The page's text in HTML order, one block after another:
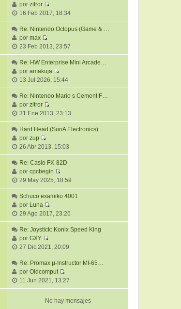
s
j
m
o
m
e
n
s
j
e
l
t
i
o
m
e
n
s
j
porzitror
V
e
r
l
t
i
m
o
m
e
s
j
16 Feb 2017, 18:34
Re: Nintendo Octopus (Game & …
pormax
V
e
r
ú
l
t
i
m
o
m
e
s
j
e
23 Feb 2013, 23:57
Re: HW Enterprise Mini Arcade…
poramakuja
V
e
r
l
t
i
o
m
e
n
s
j
13 Jul 2026, 15:44
Re: Nintendo Mario s Cement F…
porzitror
V
e
r
l
t
i
m
o
m
e
s
j
31 Ene 2013, 23:13
Hard Head (SunA Electronics)
porzup
V
e
r
ú
l
t
i
m
o
m
e
n
s
j
e
26 Abr 2013, 15:03
Re: Casio FX-82D
porcpcbegin
V
e
r
l
t
i
o
m
e
n
s
j
29 May 2025, 18:59
Schuco examiko 4001
por Luna
V
e
r
t
i
m
o
m
e
29 Ago 2017, 23:26
Re: Joystick: Konix Speed King
porGXY
V
e
r
ú
l
t
i
27 Dic 2021, 20:09
Re: Promax μ-Instructor MI-65…
porOldcomput
V
e
ú
11 Jun 2021, 13:27
No hay mensajes